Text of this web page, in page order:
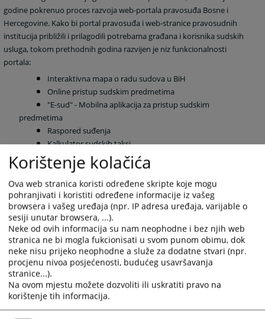
godine pokrenuo proces razvoja web-portala pravosuđa Bosne i
Hercegovine. Kako bi portal pravosuđa i web-stranice pravosudnih
institucija približili i prilagodili potrebama građana i korisnika sudskih
usluga, tokom prethodnih godina razvijen je niz funkcionalnosti
portala:
Interaktivna mapa o radu sudova u BiH
Online pristup sudskim predmetima
"E-sud" - Mobilna aplikacija za pristup sudskim
predmetima
Raspored suđenja
Kalkulator sudskih taksi
Kalkulator troškova sudskih postupaka
Uvjerenja o nevođenju krivičnog postupka
Adresar pravosudnih institucija
Adresar sudskih vještaka i tumača
Adresar advokata
Registri poslovnih subjekata u BiH
Sve aktivnosti imaju za cilj unaprijediti rad pravosuđa, osigurati bolje i
kvalitetnije elektronske komunikacije s pravosuđem.
18724PREGLEDA
Korištenje kolačića
Ova web stranica koristi određene skripte koje mogu
pohranjivati i koristiti određene informacije iz vašeg
browsera i vašeg uređaja (npr. IP adresa uređaja, varijable o
sesiji unutar browsera, ...).
Neke od ovih informacija su nam neophodne i bez njih web
stranica ne bi mogla fukcionisati u svom punom obimu, dok
neke nisu prijeko neophodne a služe za dodatne stvari (npr.
procjenu nivoa posjećenosti, budućeg usavršavanja
stranice...).
Na ovom mjestu možete dozvoliti ili uskratiti pravo na
korištenje tih informacija.